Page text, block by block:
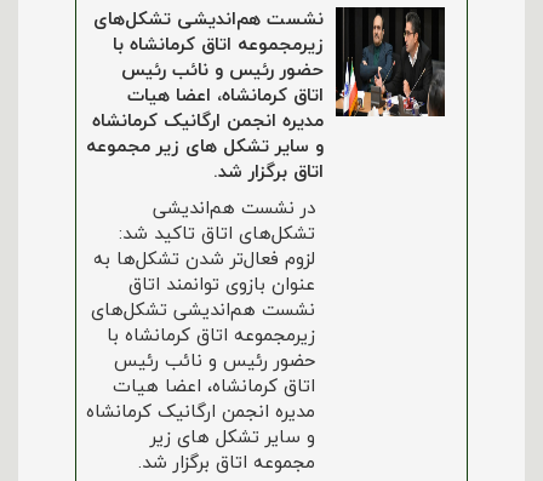
نشست هم‌اندیشی‌ تشکل‌های
زیرمجموعه اتاق کرمانشاه با
حضور رئیس و نائب رئیس
اتاق کرمانشاه، اعضا هیات
مدیره انجمن ارگانیک کرمانشاه
و سایر تشکل های زیر مجموعه
اتاق برگزار شد.
در نشست هم‌اندیشی
تشکل‌های اتاق تاکید شد:
لزوم فعال‌تر شدن تشکل‌ها به
عنوان بازوی توانمند اتاق
نشست هم‌اندیشی‌ تشکل‌های
زیرمجموعه اتاق کرمانشاه با
حضور رئیس و نائب رئیس
اتاق کرمانشاه، اعضا هیات
مدیره انجمن ارگانیک کرمانشاه
و سایر تشکل های زیر
مجموعه اتاق برگزار شد.